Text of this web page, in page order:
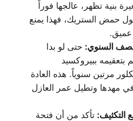
بنية تظهر، عالجها فوراً
حمض الستريك، فهذا يمنع
عميق.
نصف السنوي: حتى لو بدا
بتعقيمه ببيروكسيد
مرتين سنوياً. هذه العادة
في مهدها وتطيل عمر العازل
التكثيف: تأكد من أن فتحة